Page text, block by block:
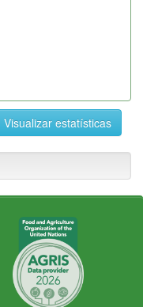
Visualizar estatísticas